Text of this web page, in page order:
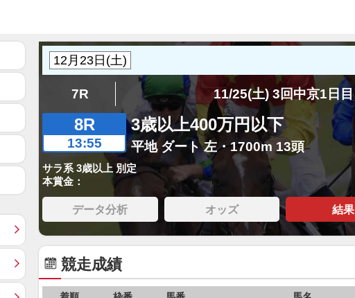
7R 11/25(土) 3回中京1日目
8R
13:55
3歳以上400万円以下
平地 ダート 左・1700m 13頭
サラ系 3歳以上 別定
本賞金：
データ分析 オッズ 結果
競走成績